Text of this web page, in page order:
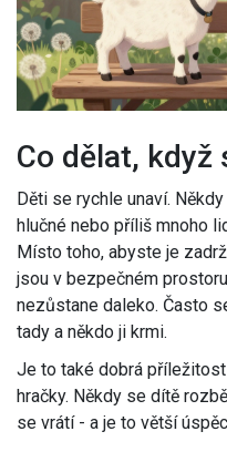
Co dělat, když
Děti se rychle unaví.
hlučné nebo příliš mnoho
Místo toho, abyste je
jsou v bezpečném
nezůstane daleko. Často
tady a někdo ji krmi.
Je to také dobrá
hračky. Někdy se dítě
se vrátí - a je to větší